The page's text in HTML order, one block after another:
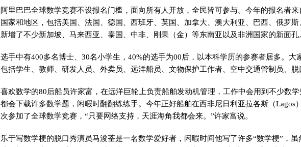
阿里巴巴全球数学竞赛不设报名门槛，面向所有人开放，全民皆可参与。今年的报名者
国家和地区，包括美国、法国、德国、西班牙、英国、加拿大、澳大利亚、巴西、俄罗
新增了不少新加坡、马来西亚、泰国、中非、刚果（金）等东南亚以及非洲国家的新面孔
选手中有400多名博士、30名小学生，40%的选手为00后，以本科学历的参赛者居多。大
包括学生、教师、研发人员、外卖员、远洋船员、文物保护工作者、空中交通管制员、
喜欢数学的80后船员许家富，在远洋巨轮上负责船舶发动机管理，工作中会用到不少数
都会下载许多数学题，闲暇时翻翻练练手。今年正好船舶在西非尼日利亚拉各斯（Lagos
次参加了全球数学竞赛，“只要网络支持，天涯海角我都会来。”许家富说。
乐于写数学梗的脱口秀演员马浚荃是一名数学爱好者，闲暇时间他写了许多“数学梗”，